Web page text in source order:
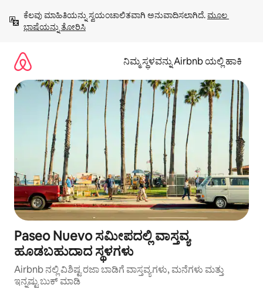
ಹೋಗಿ
ಕೆಲವು ಮಾಹಿತಿಯನ್ನು ಸ್ವಯಂಚಾಲಿತವಾಗಿ ಅನುವಾದಿಸಲಾಗಿದೆ. ಮೂಲ
ಭಾಷೆಯನ್ನು ತೋರಿಸಿ
ನಿಮ್ಮ ಸ್ಥಳವನ್ನು Airbnb ಯಲ್ಲಿ ಹಾಕಿ
Paseo Nuevo ಸಮೀಪದಲ್ಲಿ ವಾಸ್ತವ್ಯ
ಹೂಡಬಹುದಾದ ಸ್ಥಳಗಳು
Airbnb ನಲ್ಲಿ ವಿಶಿಷ್ಟ ರಜಾ ಬಾಡಿಗೆ ವಾಸ್ತವ್ಯಗಳು, ಮನೆಗಳು ಮತ್ತು
ಇನ್ನಷ್ಟು ಬುಕ್ ಮಾಡಿ